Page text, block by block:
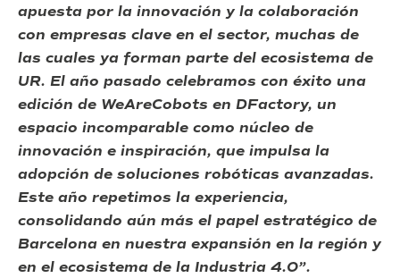
apuesta por la innovación y la colaboración
con empresas clave en el sector, muchas de
las cuales ya forman parte del ecosistema de
UR. El año pasado celebramos con éxito una
edición de WeAreCobots en DFactory, un
espacio incomparable como núcleo de
innovación e inspiración, que impulsa la
adopción de soluciones robóticas avanzadas.
Este año repetimos la experiencia,
consolidando aún más el papel estratégico de
Barcelona en nuestra expansión en la región y
en el ecosistema de la Industria 4.0”.